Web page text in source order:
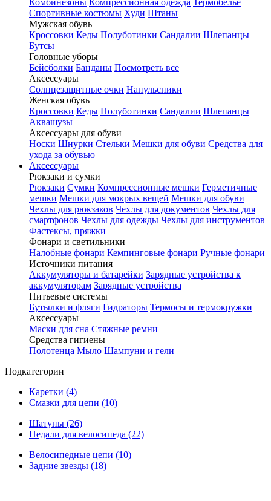
Комбинезоны Компрессионная одежда Термобелье
Спортивные костюмы Худи Штаны
Мужская обувь
Кроссовки Кеды Полуботинки Сандалии Шлепанцы
Бутсы
Головные уборы
Бейсболки Банданы Посмотреть все
Аксессуары
Солнцезащитные очки Напульсники
Женская обувь
Кроссовки Кеды Полуботинки Сандалии Шлепанцы
Аквашузы
Аксессуары для обуви
Носки Шнурки Стельки Мешки для обуви Средства для
ухода за обувью
Аксессуары
Рюкзаки и сумки
Рюкзаки Сумки Компрессионные мешки Герметичные
мешки Мешки для мокрых вещей Мешки для обуви
Чехлы для рюкзаков Чехлы для документов Чехлы для
смартфонов Чехлы для одежды Чехлы для инструментов
Фастексы, пряжки
Фонари и светильники
Налобные фонари Кемпинговые фонари Ручные фонари
Источники питания
Аккумуляторы и батарейки Зарядные устройства к
аккумуляторам Зарядные устройства
Питьевые системы
Бутылки и фляги Гидраторы Термосы и термокружки
Аксессуары
Маски для сна Стяжные ремни
Средства гигиены
Полотенца Мыло Шампуни и гели
Подкатегории
Каретки (4)
Смазки для цепи (10)
Шатуны (26)
Педали для велосипеда (22)
Велосипедные цепи (10)
Задние звезды (18)